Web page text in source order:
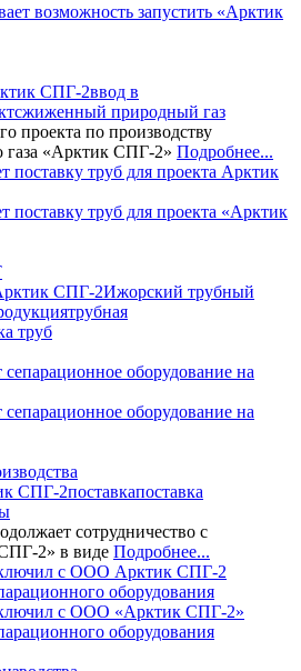
возможность запустить «Арктик
СПГ-2ввод в
сжиженный природный газ
проекта по производству
газа «Арктик СПГ-2» Подробнее...
поставку труб для проекта «Арктик
СПГ-2Ижорский трубный
трубная
труб
оборудование на
СПГ-2поставкапоставка
сотрудничество с
2» в виде Подробнее...
с ООО «Арктик СПГ-2»
оборудования